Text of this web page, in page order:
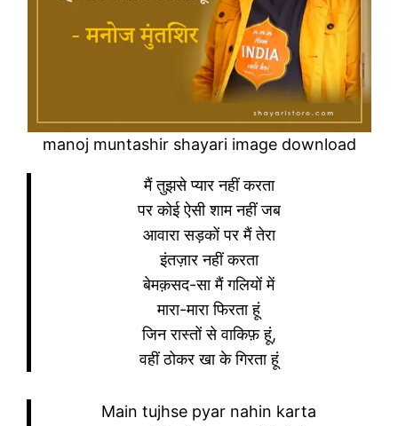
manoj muntashir shayari image download
मैं तुझसे प्यार नहीं करता
पर कोई ऐसी शाम नहीं जब
आवारा सड़कों पर मैं तेरा
इंतज़ार नहीं करता
बेमक़सद-सा मैं गलियों में
मारा-मारा फिरता हूं
जिन रास्तों से वाकिफ़ हूं,
वहीं ठोकर खा के गिरता हूं
Main tujhse pyar nahin karta